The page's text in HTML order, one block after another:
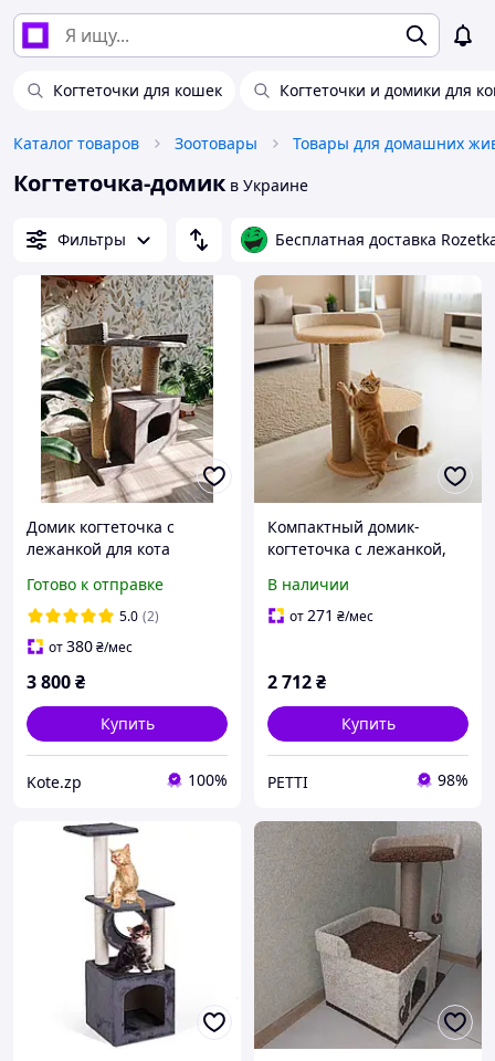
Когтеточки для кошек Когтеточки и домики для
Каталог товаров Зоотовары
Когтеточка-домик в Украине
Фильтры Бесплатная доставка
Домик когтеточка с
лежанкой для кота
Готово к отправке
5.0 (2)
от380₴/мес
3 800₴
Купить
Kote.zp 100%
Компактный домик-
когтеточка с лежанкой,
столбика 10,5 см, под
заказ
В наличии
от271 ₴/мес
2 712₴
Купить
PETTI 98%